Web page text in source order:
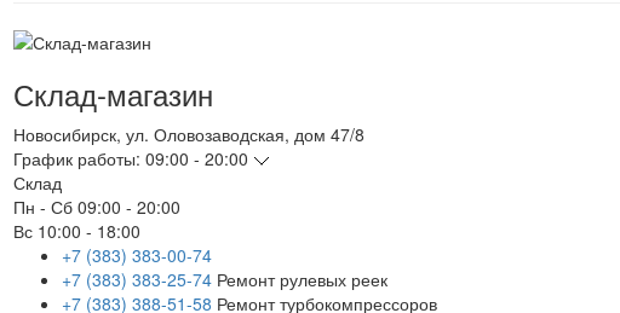
Склад-магазин
Новосибирск, ул. Оловозаводская, дом 47/8
График работы: 09:00 - 20:00
Склад
Пн - Сб 09:00 - 20:00
Вс 10:00 - 18:00
+7 (383) 383-00-74
+7 (383) 383-25-74 Ремонт рулевых реек
+7 (383) 388-51-58 Ремонт турбокомпрессоров